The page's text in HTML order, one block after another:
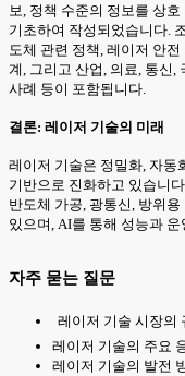
보, 정책 수준의 정보를 상
기초하여 작성되었습니다.
도체 관련 정책, 레이저 안
계, 그리고 산업, 의료, 통신,
사례 등이 포함됩니다.
결론: 레이저 기술의 미래
레이저 기술은 정밀화, 자동
기반으로 진화하고 있습니
반도체 가공, 광통신, 방위
있으며, AI를 통해 성능과
자주 묻는 질문
레이저 기술 시장의
레이저 기술의 주요
레이저 기술의 발전